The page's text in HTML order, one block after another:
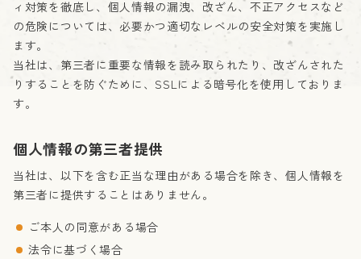
ィ対策を徹底し、個人情報の漏洩、改ざん、不正アクセスなど
の危険については、必要かつ適切なレベルの安全対策を実施し
ます。
当社は、第三者に重要な情報を読み取られたり、改ざんされた
りすることを防ぐために、SSLによる暗号化を使用しておりま
す。
個人情報の第三者提供
当社は、以下を含む正当な理由がある場合を除き、個人情報を
第三者に提供することはありません。
ご本人の同意がある場合
法令に基づく場合